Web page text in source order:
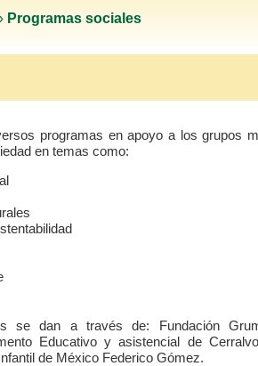
Programas sociales
programas en apoyo a los grupos
en temas como:
se dan a través de: Fundación
Educativo y asistencial de
de México Federico Gómez.